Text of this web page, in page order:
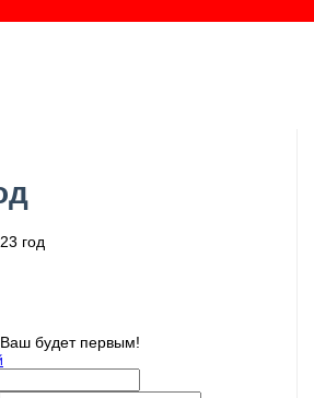
год
будет первым!